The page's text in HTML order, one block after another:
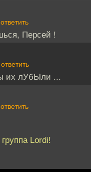
ответить
Персей !
ответить
их лУбЫли ...
ответить
Lordi!